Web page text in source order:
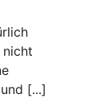
nicht
[...]